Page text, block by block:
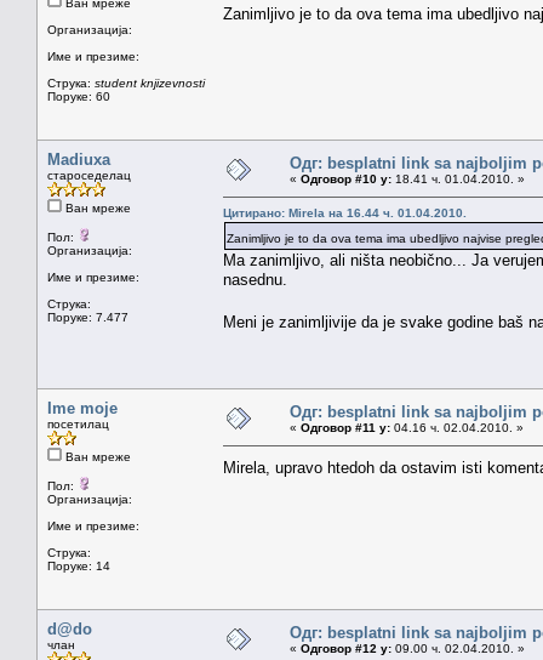
Ван мреже
Организација:
Име и презиме:
Струка: student knjizevnosti
Поруке: 60
Zanimljivo je to da ova tema ima ubedljivo
Madiuxa
староседелац
Ван мреже
Пол:
Организација:
Име и презиме:
Струка:
Поруке: 7.477
Одг: besplatni link sa najboljim
« Одговор #10 у: 18.41 ч. 01.04.2010. »
Цитирано: Mirela на 16.44 ч. 01.04.2010.
Zanimljivo je to da ova tema ima ubedljivo najvise
Ma zanimljivo, ali ništa neobično... Ja
nasednu.
Meni je zanimljivije da je svake godine baš
Ime moje
посетилац
Ван мреже
Пол:
Организација:
Име и презиме:
Струка:
Поруке: 14
Одг: besplatni link sa najboljim
« Одговор #11 у: 04.16 ч. 02.04.2010. »
Mirela, upravo htedoh da ostavim isti
d@do
члан
Одг: besplatni link sa najboljim
« Одговор #12 у: 09.00 ч. 02.04.2010. »